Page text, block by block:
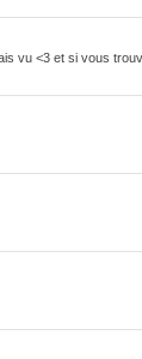
vu <3 et si vous